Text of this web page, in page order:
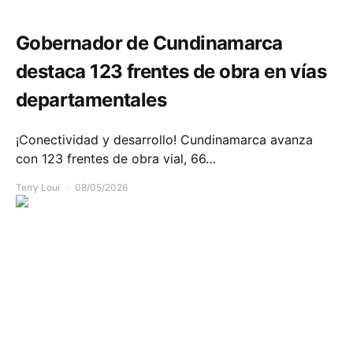
Gobernador de Cundinamarca
destaca 123 frentes de obra en vías
departamentales
¡Conectividad y desarrollo! Cundinamarca avanza
con 123 frentes de obra vial, 66…
Terry Loui 08/05/2026